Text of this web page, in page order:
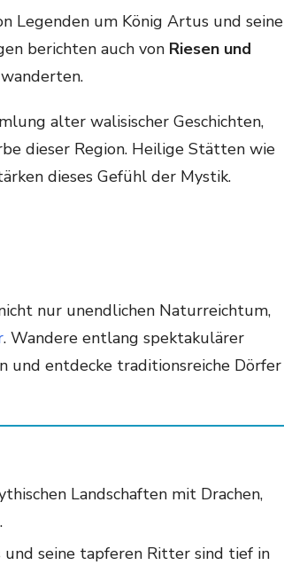
Legenden um König Artus und seine
berichten auch von Riesen und
alter walisischer Geschichten,
dieser Region. Heilige Stätten wie
dieses Gefühl der Mystik.
nur unendlichen Naturreichtum,
. Wandere entlang spektakulärer
und entdecke traditionsreiche Dörfer
Landschaften mit Drachen,
seine tapferen Ritter sind tief in